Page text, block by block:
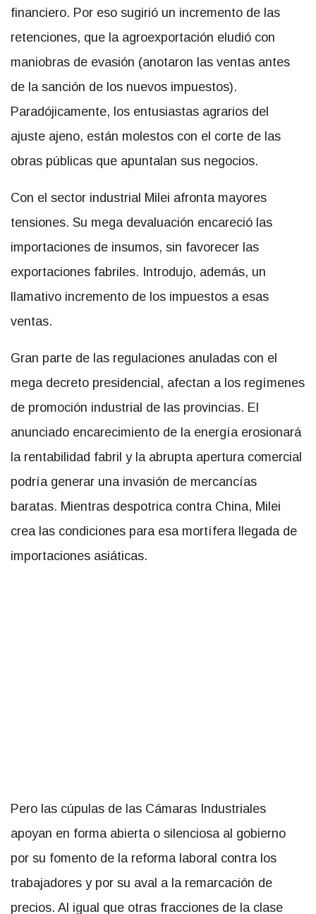
financiero. Por eso sugirió un incremento de las
retenciones, que la agroexportación eludió con
maniobras de evasión (anotaron las ventas antes
de la sanción de los nuevos impuestos).
Paradójicamente, los entusiastas agrarios del
ajuste ajeno, están molestos con el corte de las
obras públicas que apuntalan sus negocios.
Con el sector industrial Milei afronta mayores
tensiones. Su mega devaluación encareció las
importaciones de insumos, sin favorecer las
exportaciones fabriles. Introdujo, además, un
llamativo incremento de los impuestos a esas
ventas.
Gran parte de las regulaciones anuladas con el
mega decreto presidencial, afectan a los regímenes
de promoción industrial de las provincias. El
anunciado encarecimiento de la energía erosionará
la rentabilidad fabril y la abrupta apertura comercial
podría generar una invasión de mercancías
baratas. Mientras despotrica contra China, Milei
crea las condiciones para esa mortífera llegada de
importaciones asiáticas.
Pero las cúpulas de las Cámaras Industriales
apoyan en forma abierta o silenciosa al gobierno
por su fomento de la reforma laboral contra los
trabajadores y por su aval a la remarcación de
precios. Al igual que otras fracciones de la clase